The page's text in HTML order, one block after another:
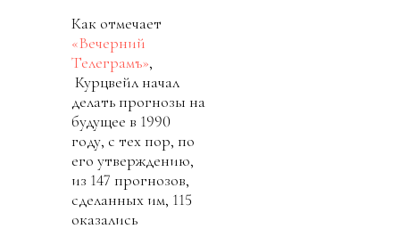
Как отмечает
«Вечерний
Телеграмъ»,
Курцвейл начал
делать прогнозы на
будущее в 1990
году, с тех пор, по
его утверждению,
из 147 прогнозов,
сделанных им, 115
оказались